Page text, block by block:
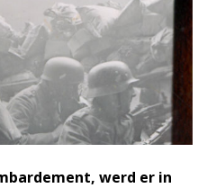
werd er in